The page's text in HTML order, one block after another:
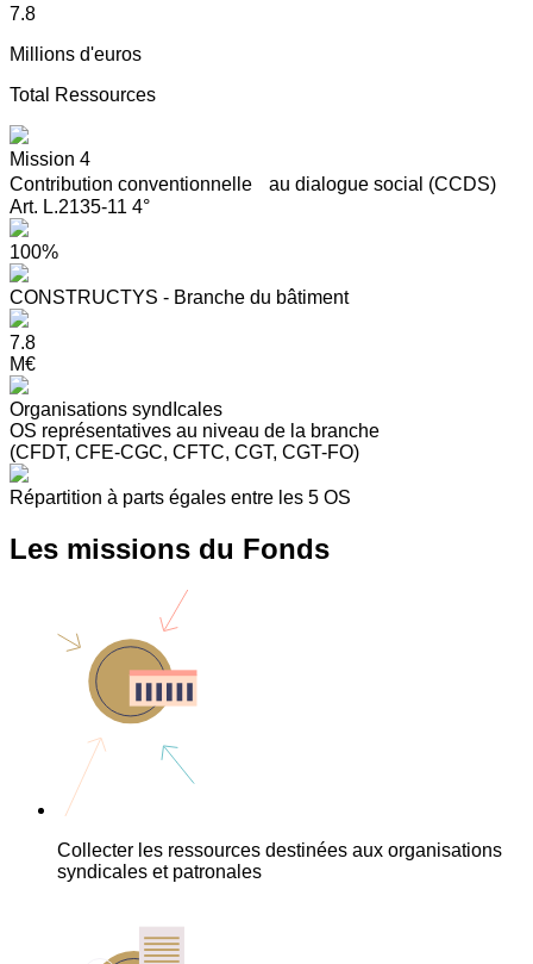
7.8
Millions d'euros
Total Ressources
Mission 4
Contribution conventionnelle au dialogue social (CCDS)
Art. L.2135-11 4°
100%
CONSTRUCTYS - Branche du bâtiment
7.8
M€
Organisations syndIcales
OS représentatives au niveau de la branche
(CFDT, CFE-CGC, CFTC, CGT, CGT-FO)
Répartition à parts égales entre les 5 OS
Les missions du Fonds
Collecter les ressources destinées aux organisations
syndicales et patronales